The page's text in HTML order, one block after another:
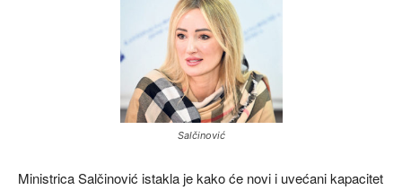
Salčinović
Ministrica Salčinović istakla je kako će novi i uvećani kapacitet